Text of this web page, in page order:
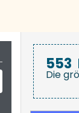
553
Die